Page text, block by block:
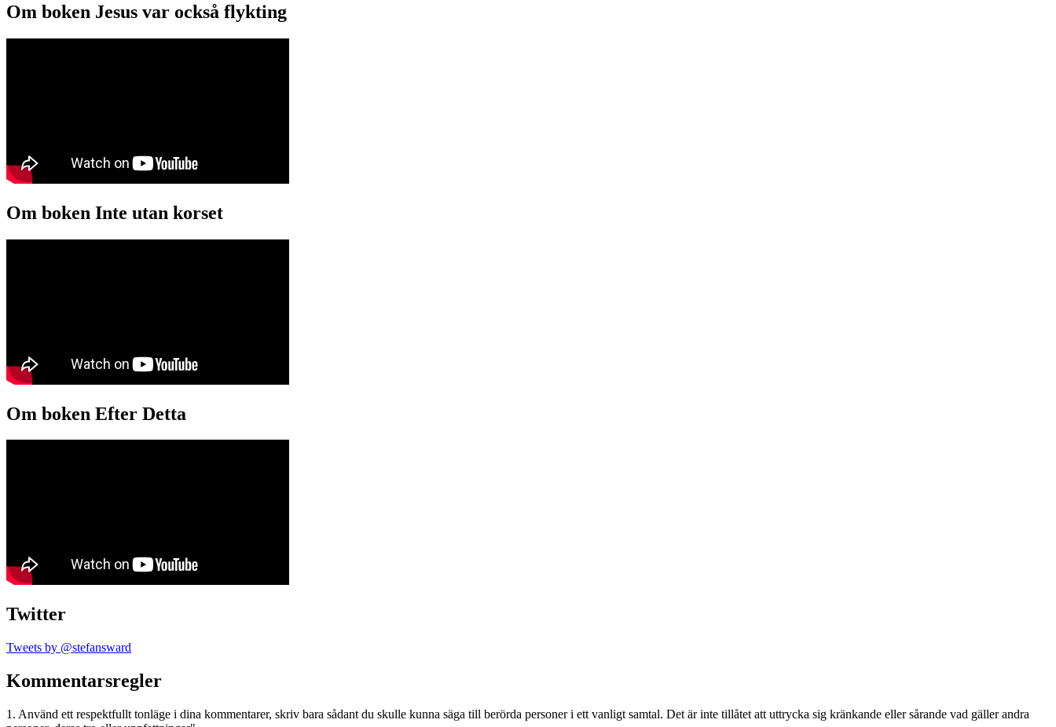
Om boken Jesus var också flykting
Om boken Inte utan korset
Om boken Efter Detta
Twitter
Tweets by @stefansward
Kommentarsregler
1. Använd ett respektfullt tonläge i dina kommentarer, skriv bara sådant du skulle kunna säga till berörda personer i ett vanligt samtal. Det är inte tillåtet att uttrycka sig kränkande eller sårande vad gäller andra